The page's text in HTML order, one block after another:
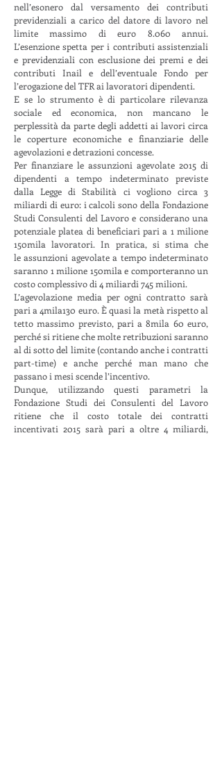
nell’esonero dal versamento dei contributi
previdenziali a carico del datore di lavoro nel
limite massimo di euro 8.060 annui.
L’esenzione spetta per i contributi assistenziali
e previdenziali con esclusione dei premi e dei
contributi Inail e dell’eventuale Fondo per
l’erogazione del TFR ai lavoratori dipendenti.
E se lo strumento è di particolare rilevanza
sociale ed economica, non mancano le
perplessità da parte degli addetti ai lavori circa
le coperture economiche e finanziarie delle
agevolazioni e detrazioni concesse.
Per finanziare le assunzioni agevolate 2015 di
dipendenti a tempo indeterminato previste
dalla Legge di Stabilità ci vogliono circa 3
miliardi di euro: i calcoli sono della Fondazione
Studi Consulenti del Lavoro e considerano una
potenziale platea di beneficiari pari a 1 milione
150mila lavoratori. In pratica, si stima che
le assunzioni agevolate a tempo indeterminato
saranno 1 milione 150mila e comporteranno un
costo complessivo di 4 miliardi 745 milioni.
L’agevolazione media per ogni contratto sarà
pari a 4mila130 euro. È quasi la metà rispetto al
tetto massimo previsto, pari a 8mila 60 euro,
perché si ritiene che molte retribuzioni saranno
al di sotto del limite (contando anche i contratti
part-time) e anche perché man mano che
passano i mesi scende l’incentivo.
Dunque, utilizzando questi parametri la
Fondazione Studi dei Consulenti del Lavoro
ritiene che il costo totale dei contratti
incentivati 2015 sarà pari a oltre 4 miliardi,